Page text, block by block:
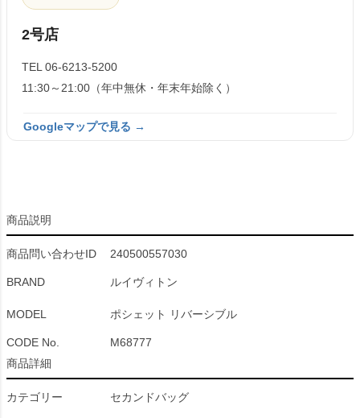
2号店
TEL 06-6213-5200
11:30～21:00（年中無休・年末年始除く）
Googleマップで見る →
商品説明
商品問い合わせID 240500557030
BRAND ルイヴィトン
MODEL ポシェット リバーシブル
CODE No.
M68777
商品詳細
カテゴリー セカンドバッグ